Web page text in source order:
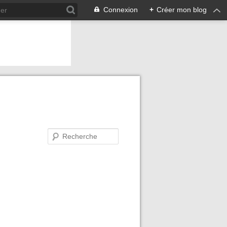
Connexion + Créer mon blog